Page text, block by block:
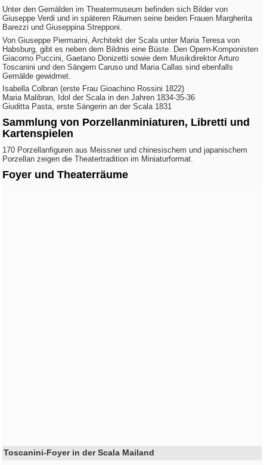
Unter den Gemälden im Theatermuseum befinden sich Bilder von
Giuseppe Verdi und in späteren Räumen seine beiden Frauen Margherita
Barezzi und Giuseppina Strepponi.
Von Giuseppe Piermarini, Architekt der Scala unter Maria Teresa von
Habsburg, gibt es neben dem Bildnis eine Büste. Den Opern-Komponisten
Giacomo Puccini, Gaetano Donizetti sowie dem Musikdirektor Arturo
Toscanini und den Sängern Caruso und Maria Callas sind ebenfalls
Gemälde gewidmet.
Isabella Colbran (erste Frau Gioachino Rossini 1822)
Maria Malibran, Idol der Scala in den Jahren 1834-35-36
Giuditta Pasta, erste Sängerin an der Scala 1831
Sammlung von Porzellanminiaturen, Libretti und
Kartenspielen
170 Porzellanfiguren aus Meissner und chinesischem und japanischem
Porzellan zeigen die Theatertradition im Miniaturformat.
Foyer und Theaterräume
Toscanini-Foyer in der Scala Mailand